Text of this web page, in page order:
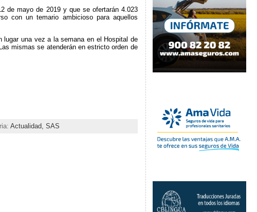
de mayo de 2019 y que se ofertarán 4.023
con un temario ambicioso para aquellos
lugar una vez a la semana en el Hospital de
Las mismas se atenderán en estricto orden de
Actualidad, SAS